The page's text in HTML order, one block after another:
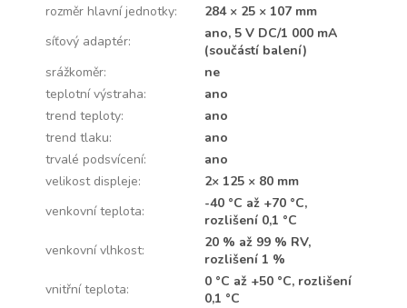
rozměr hlavní jednotky:
284 × 25 × 107 mm
síťový adaptér:
ano, 5 V DC/1 000 mA
(součástí balení)
srážkoměr:
ne
teplotní výstraha:
ano
trend teploty:
ano
trend tlaku:
ano
trvalé podsvícení:
ano
velikost displeje:
2× 125 × 80 mm
venkovní teplota:
-40 °C až +70 °C,
rozlišení 0,1 °C
venkovní vlhkost:
20 % až 99 % RV,
rozlišení 1 %
vnitřní teplota:
0 °C až +50 °C, rozlišení
0,1 °C